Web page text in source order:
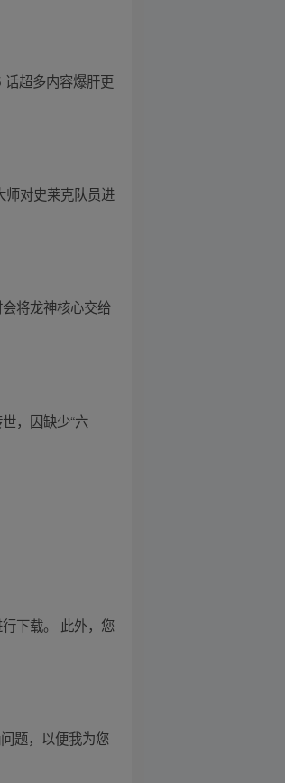
话超多内容爆肝更
师对史莱克队员进
将龙神核心交给
，因缺少“六
下载。 此外，您
题，以便我为您